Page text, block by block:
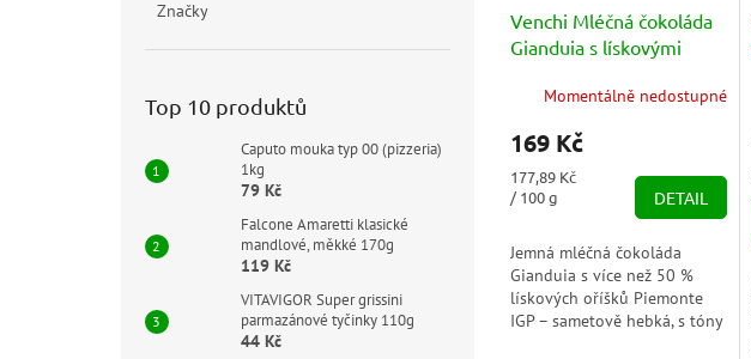
Značky
Top 10 produktů
Caputo mouka typ 00 (pizzeria)
1kg
79 Kč
Falcone Amaretti klasické
mandlové, měkké 170g
119 Kč
VITAVIGOR Super grissini
parmazánové tyčinky 110g
44 Kč
Venchi Mléčná čokoláda
Gianduia s lískovými
(Nocciolata Gianduia
Latte) 95g
Momentálně nedostupné
169 Kč
Měrná
cena:
177,89 Kč
/ 100 g
DETAIL
Jemná mléčná čokoláda
Gianduia s více než 50 %
lískových oříšků Piemonte
IGP – sametově hebká, s tóny